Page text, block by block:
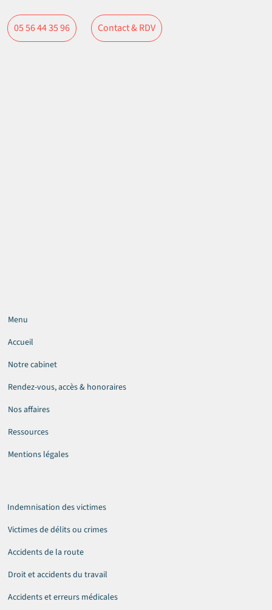
Menu
Accueil
Notre cabinet
Rendez-vous, accès & honoraires
Nos affaires
Ressources
Mentions légales
Indemnisation des victimes
Victimes de délits ou crimes
Accidents de la route
Droit et accidents du travail
Accidents et erreurs médicales
Contact & RDV